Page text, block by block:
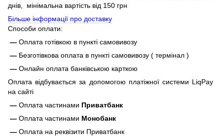
днів, мінімальна вартість від 150 грн
Більше інформації про доставку
Способи оплати:
— Оплата готівкою в пункті самовивозу
— Безготівкова оплата в пункті самовивозу ( термінал )
— Онлайн оплата банківською карткою
Оплата відбувається за допомогою платіжної системи LiqPay
на сайті
— Оплата частинами Приватбанк
— Оплата частинами Монобанк
— Оплата на реквізити Приватбанк